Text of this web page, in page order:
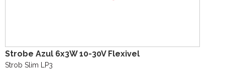
Strobe Azul 6x3W 10-30V Flexivel
Strob Slim LP3